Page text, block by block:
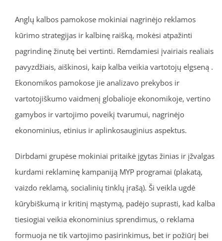
Anglų kalbos pamokose mokiniai nagrinėjo reklamos
kūrimo strategijas ir kalbinę raišką, mokėsi atpažinti
pagrindinę žinutę bei vertinti. Remdamiesi įvairiais realiais
pavyzdžiais, aiškinosi, kaip kalba veikia vartotojų elgseną .
Ekonomikos pamokose jie analizavo prekybos ir
vartotojiškumo vaidmenį globalioje ekonomikoje, vertino
gamybos ir vartojimo poveikį tvarumui, nagrinėjo
ekonominius, etinius ir aplinkosauginius aspektus.
Dirbdami grupėse mokiniai pritaikė įgytas žinias ir įžvalgas
kurdami reklaminę kampaniją MYP programai (plakatą,
vaizdo reklamą, socialinių tinklų įrašą). Ši veikla ugdė
kūrybiškumą ir kritinį mąstymą, padėjo suprasti, kad kalba
tiesiogiai veikia ekonominius sprendimus, o reklama
formuoja ne tik vartojimo pasirinkimus, bet ir požiūrį bei